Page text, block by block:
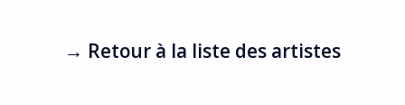
→ Retour à la liste des artistes